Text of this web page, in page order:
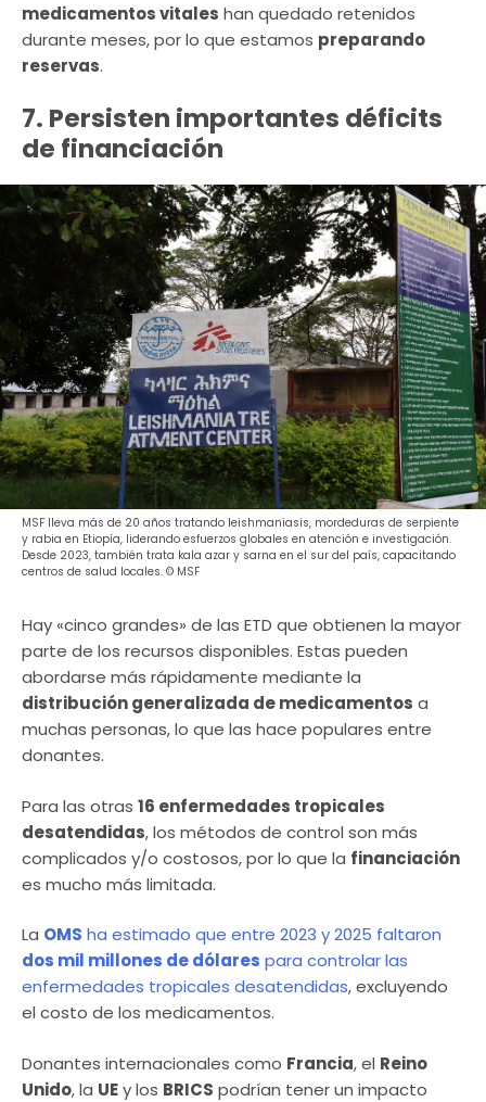
medicamentos vitales han quedado retenidos
durante meses, por lo que estamos preparando
reservas.
7. Persisten importantes déficits
de financiación
MSF lleva más de 20 años tratando leishmaniasis, mordeduras de serpiente
y rabia en Etiopía, liderando esfuerzos globales en atención e investigación.
Desde 2023, también trata kala azar y sarna en el sur del país, capacitando
centros de salud locales. © MSF
Hay «cinco grandes» de las ETD que obtienen la mayor
parte de los recursos disponibles. Estas pueden
abordarse más rápidamente mediante la
distribución generalizada de medicamentos a
muchas personas, lo que las hace populares entre
donantes.
Para las otras 16 enfermedades tropicales
desatendidas, los métodos de control son más
complicados y/o costosos, por lo que la financiación
es mucho más limitada.
La OMS ha estimado que entre 2023 y 2025 faltaron
dos mil millones de dólares para controlar las
enfermedades tropicales desatendidas, excluyendo
el costo de los medicamentos.
Donantes internacionales como Francia, el Reino
Unido, la UEy los BRICS podrían tener un impacto